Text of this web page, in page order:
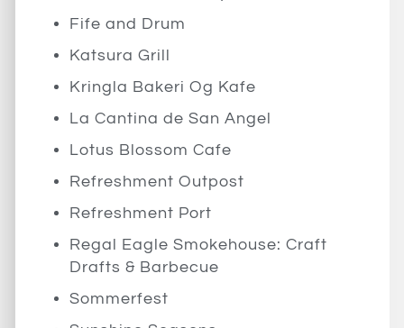
Fife and Drum
Katsura Grill
Kringla Bakeri Og Kafe
La Cantina de San Angel
Lotus Blossom Cafe
Refreshment Outpost
Refreshment Port
Regal Eagle Smokehouse: Craft
Drafts & Barbecue
Sommerfest